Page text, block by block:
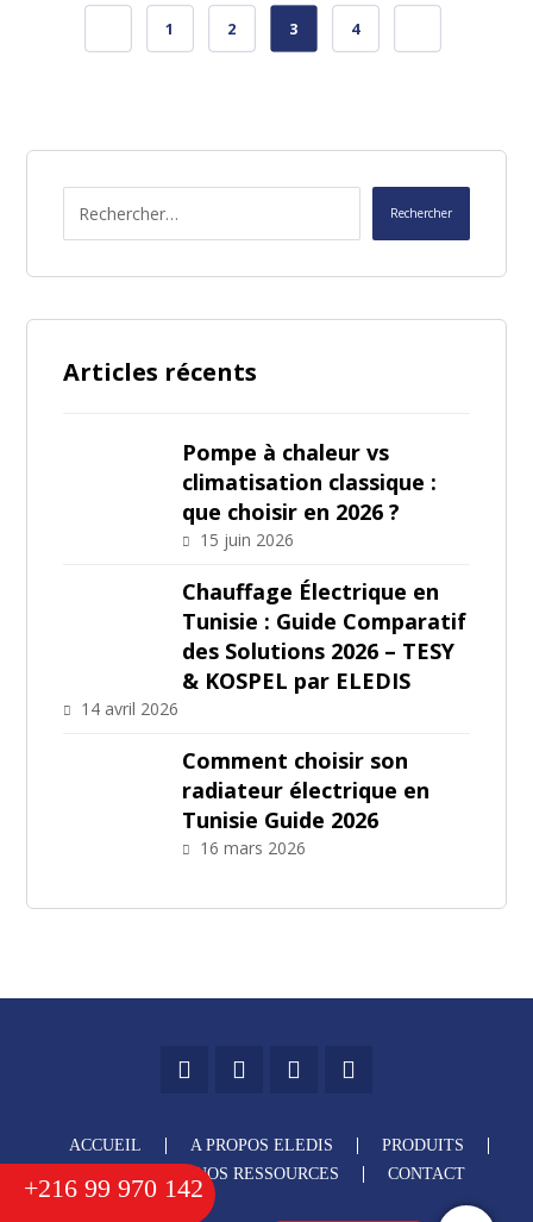
1 2 3 4
Articles récents
Pompe à chaleur vs
climatisation classique :
que choisir en 2026 ?
15 juin 2026
Chauffage Électrique en
Tunisie : Guide Comparatif
des Solutions 2026 – TESY
& KOSPEL par ELEDIS
14 avril 2026
Comment choisir son
radiateur électrique en
Tunisie Guide 2026
16 mars 2026
ACCUEIL A PROPOS ELEDIS
PRODUITS
NOS RESSOURCES CONTACT
+216 99 970 142